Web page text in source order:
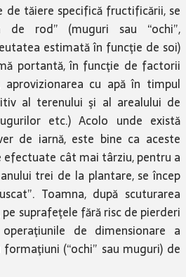
de tăiere specifică fructificării, se
de rod” (muguri sau “ochi”,
esti­mată în funcţie de soi)
portantă, în funcţie de factorii
cu apă în timpul
al terenului şi al arealului de
etc.) Acolo unde există
de iarnă, este bine ca aceste
efectuate cât mai târziu, pentru a
trei de la plantare, se încep
Toamna, după scutura­rea
suprafeţele fără risc de pierderi
de dimensionare a
(“ochi” sau muguri) de